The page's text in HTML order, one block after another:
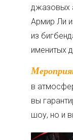
джазовых
Армир Ли
из
именитых
Мероприятия проходят
в
вы
шоу, но и